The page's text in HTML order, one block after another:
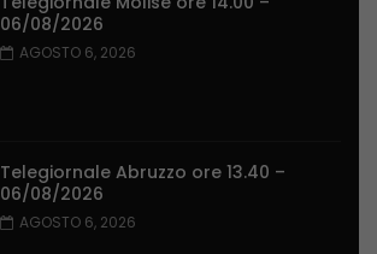
06/08/2026
AGOSTO 6, 2026
Telegiornale Abruzzo ore 13.40 –
06/08/2026
AGOSTO 6, 2026